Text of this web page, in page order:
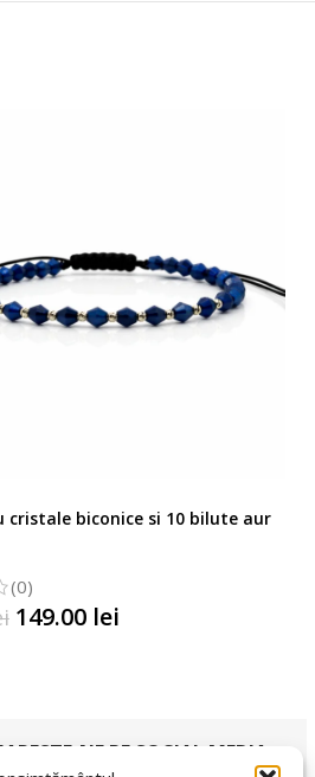
cristale biconice si 10 bilute aur
(0)
149.00 lei
NE PE SOCIAL MEDIA